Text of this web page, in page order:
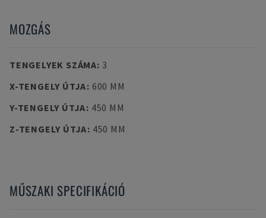
MOZGÁS
TENGELYEK SZÁMA: 3
X-TENGELY ÚTJA: 600 MM
Y-TENGELY ÚTJA: 450 MM
Z-TENGELY ÚTJA: 450 MM
MŰSZAKI SPECIFIKÁCIÓ